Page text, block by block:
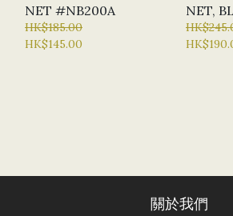
NET #NB200A
HK$185.00
HK$145.00
NET,
CABLE
關於我們